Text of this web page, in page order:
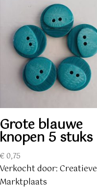
Grote blauwe
knopen 5 stuks
€ 0,75
Verkocht door: Creatieve
Marktplaats